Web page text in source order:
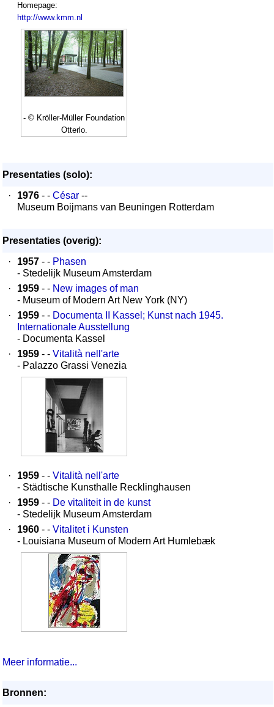
Homepage:
http://www.kmm.nl
- © Kröller-Müller Foundation
Otterlo.
Presentaties (solo):
·
1976 - - César --
Museum Boijmans van Beuningen Rotterdam
Presentaties (overig):
·
1957 - - Phasen
- Stedelijk Museum Amsterdam
·
1959 - - New images of man
- Museum of Modern Art New York (NY)
·
1959 - - Documenta II Kassel; Kunst nach 1945.
Internationale Ausstellung
- Documenta Kassel
·
1959 - - Vitalità nell'arte
- Palazzo Grassi Venezia
· 1959 - - Vitalità nell'arte
- Städtische Kunsthalle Recklinghausen
·
1959 - - De vitaliteit in de kunst
- Stedelijk Museum Amsterdam
·
1960 - - Vitalitet i Kunsten
- Louisiana Museum of Modern Art Humlebæk
Meer informatie...
Bronnen: